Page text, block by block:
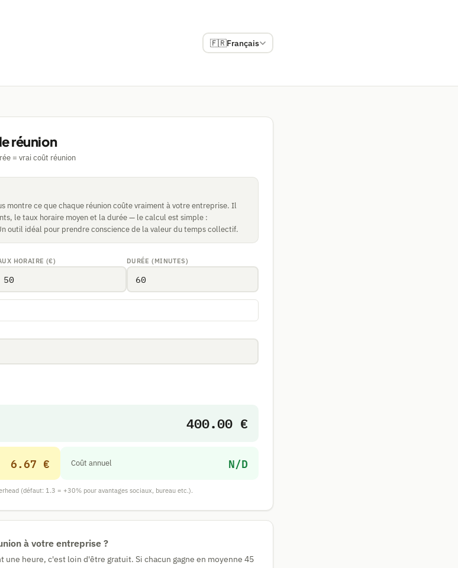
🇫🇷Français
réunion
= vrai coût réunion
montre ce que chaque réunion coûte vraiment à votre entreprise. Il
le taux horaire moyen et la durée — le calcul est simple :
outil idéal pour prendre conscience de la valeur du temps collectif.
HORAIRE (€) DURÉE (MINUTES)
400.00 €
6.67 € Coût annuel N/D
(défaut: 1.3 = +30% pour avantages sociaux, bureau etc.).
à votre entreprise ?
une heure, c'est loin d'être gratuit. Si chacun gagne en moyenne 45